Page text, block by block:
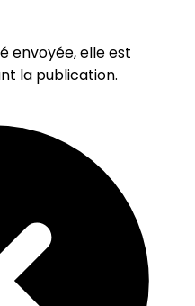
envoyée, elle est
la publication.